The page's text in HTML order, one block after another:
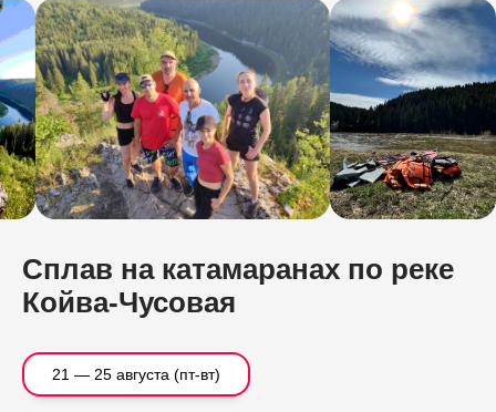
Сплав на катамаранах по реке
Койва-Чусовая
21 — 25 августа (пт-вт)